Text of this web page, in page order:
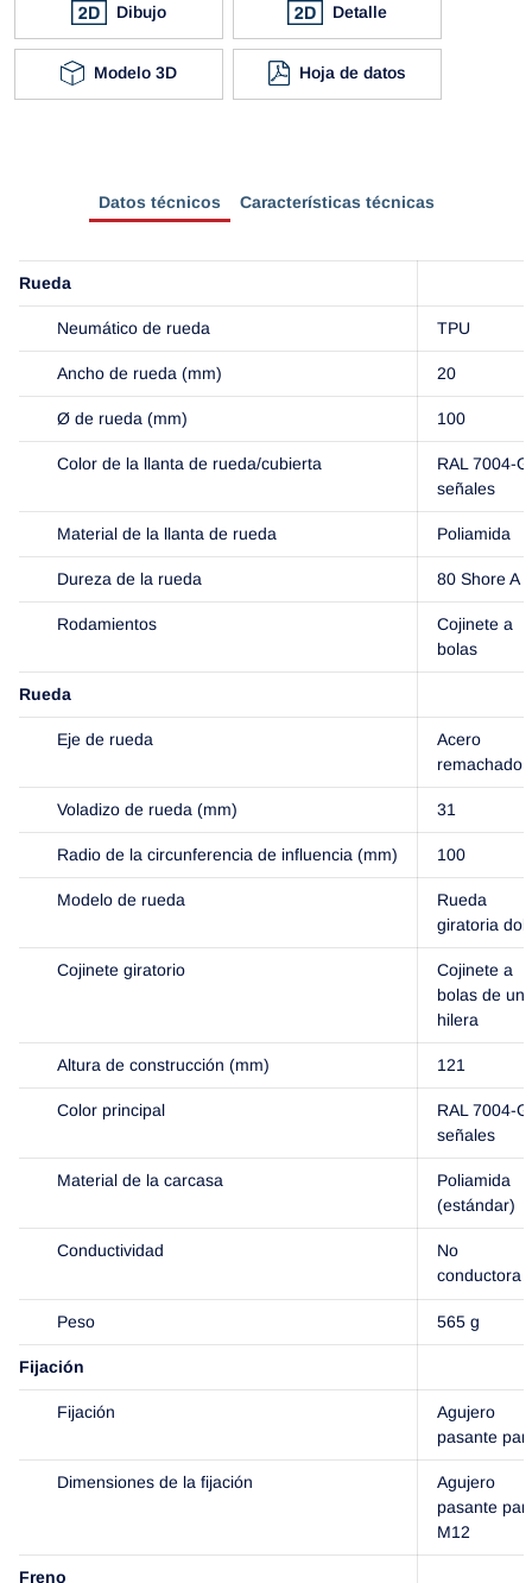
Dibujo Detalle
Modelo 3D Hoja de datos
Datos técnicos Características técnicas
Rueda
Neumático de rueda TPU
Ancho de rueda (mm) 20
Ø de rueda (mm) 100
Color de la llanta de rueda/cubierta
RAL 7004-
señales
Material de la llanta de rueda Poliamida
Dureza de la rueda 80 Shore A
Rodamientos
Cojinete a
bolas
Rueda
Eje de rueda
Acero
remachado
Voladizo de rueda (mm) 31
Radio de la circunferencia de influencia (mm) 100
Modelo de rueda
Rueda
giratoria
Cojinete giratorio
Cojinete a
bolas de
hilera
Altura de construcción (mm) 121
Color principal
RAL 7004-
señales
Material de la carcasa
Poliamida
(estándar)
Conductividad
No
conductora
Peso 565 g
Fijación
Fijación
Agujero
pasante
Dimensiones de la fijación
Agujero
pasante
M12
Freno